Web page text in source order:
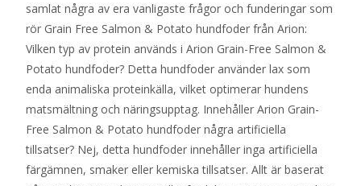
samlat några av era vanligaste frågor och funderingar som
rör Grain Free Salmon & Potato hundfoder från Arion:
Vilken typ av protein används i Arion Grain-Free Salmon &
Potato hundfoder? Detta hundfoder använder lax som
enda animaliska proteinkälla, vilket optimerar hundens
matsmältning och näringsupptag. Innehåller Arion Grain-
Free Salmon & Potato hundfoder några artificiella
tillsatser? Nej, detta hundfoder innehåller inga artificiella
färgämnen, smaker eller kemiska tillsatser. Allt är baserat